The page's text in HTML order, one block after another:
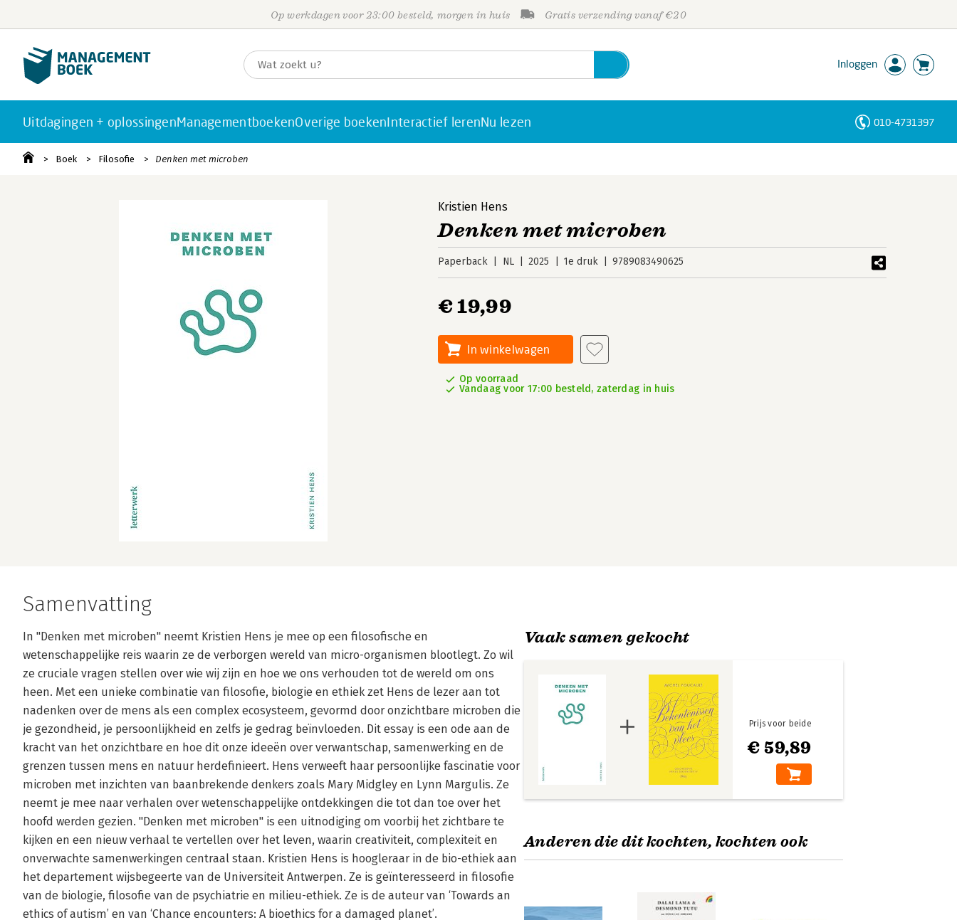
Op werkdagen voor 23:00 besteld, morgen in huis Gratis verzending vanaf €20
Inloggen
Uitdagingen + oplossingenManagementboekenOverige boekenInteractief lerenNu lezen 010-4731397
Boek Filosofie Denken met microben
Kristien Hens
Denken met microben
Paperback NL 2025 1e druk 9789083490625
€ 19,99
In winkelwagen
Op voorraad
Vandaag voor 17:00 besteld, zaterdag in huis
Samenvatting
In "Denken met microben" neemt Kristien Hens je mee op een filosofische en
wetenschappelijke reis waarin ze de verborgen wereld van micro-organismen blootlegt. Zo wil
ze cruciale vragen stellen over wie wij zijn en hoe we ons verhouden tot de wereld om ons
heen. Met een unieke combinatie van filosofie, biologie en ethiek zet Hens de lezer aan tot
nadenken over de mens als een complex ecosysteem, gevormd door onzichtbare microben die
je gezondheid, je persoonlijkheid en zelfs je gedrag beïnvloeden. Dit essay is een ode aan de
kracht van het onzichtbare en hoe dit onze ideeën over verwantschap, samenwerking en de
grenzen tussen mens en natuur herdefinieert. Hens verweeft haar persoonlijke fascinatie voor
microben met inzichten van baanbrekende denkers zoals Mary Midgley en Lynn Margulis. Ze
neemt je mee naar verhalen over wetenschappelijke ontdekkingen die tot dan toe over het
hoofd werden gezien. "Denken met microben" is een uitnodiging om voorbij het zichtbare te
kijken en een nieuw verhaal te vertellen over het leven, waarin creativiteit, complexiteit en
onverwachte samenwerkingen centraal staan. Kristien Hens is hoogleraar in de bio-ethiek aan
het departement wijsbegeerte van de Universiteit Antwerpen. Ze is geïnteresseerd in filosofie
van de biologie, filosofie van de psychiatrie en milieu-ethiek. Ze is de auteur van ‘Towards an
ethics of autism’ en van ‘Chance encounters: A bioethics for a damaged planet’.
Vaak samen gekocht
€ 59,89
Prijs voor beide
Anderen die dit kochten, kochten ook
Personen